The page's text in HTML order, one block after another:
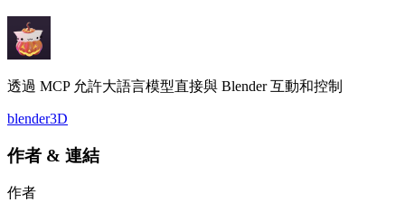
透過 MCP 允許大語言模型直接與 Blender 互動和控制
blender3D
作者 & 連結
作者